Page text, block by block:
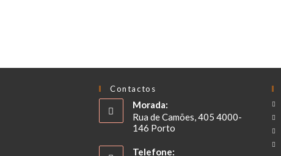
Contactos
Morada:
Rua de Camões, 405 4000-
146 Porto
Telefone: